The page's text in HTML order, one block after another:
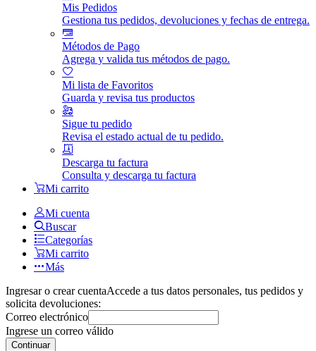
Mis Pedidos
Gestiona tus pedidos, devoluciones y fechas de entrega.
Métodos de Pago
Agrega y valida tus métodos de pago.
Mi lista de Favoritos
Guarda y revisa tus productos
Sigue tu pedido
Revisa el estado actual de tu pedido.
Descarga tu factura
Consulta y descarga tu factura
Mi carrito
Mi cuenta
Buscar
Categorías
Mi carrito
Más
Ingresar o crear cuentaAccede a tus datos personales, tus pedidos y
solicita devoluciones:
Correo electrónico
Ingrese un correo válido
Continuar